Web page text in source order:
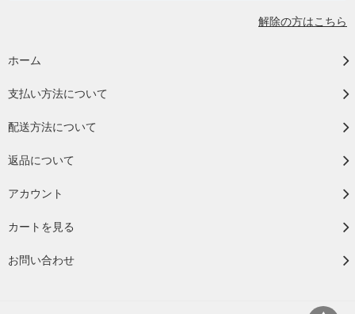
解除の方はこちら
ホーム
支払い方法について
配送方法について
返品について
アカウント
カートを見る
お問い合わせ